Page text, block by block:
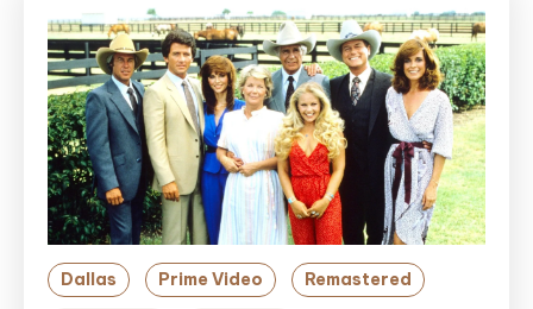
Dallas Prime Video Remastered